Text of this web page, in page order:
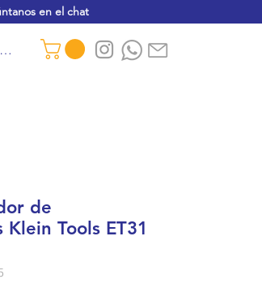
en el chat
sesión
de
Klein Tools ET31